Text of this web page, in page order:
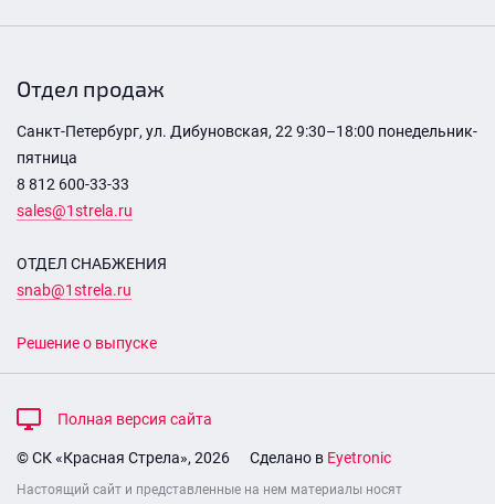
Отдел продаж
Санкт-Петербург, ул. Дибуновская, 22 9:30–18:00 понедельник-
пятница
8 812 600-33-33
sales@1strela.ru
ОТДЕЛ СНАБЖЕНИЯ
snab@1strela.ru
Решение о выпуске
Полная версия сайта
© СК «Красная Стрела», 2026 Сделано в Eyetronic
Настоящий сайт и представленные на нем материалы носят